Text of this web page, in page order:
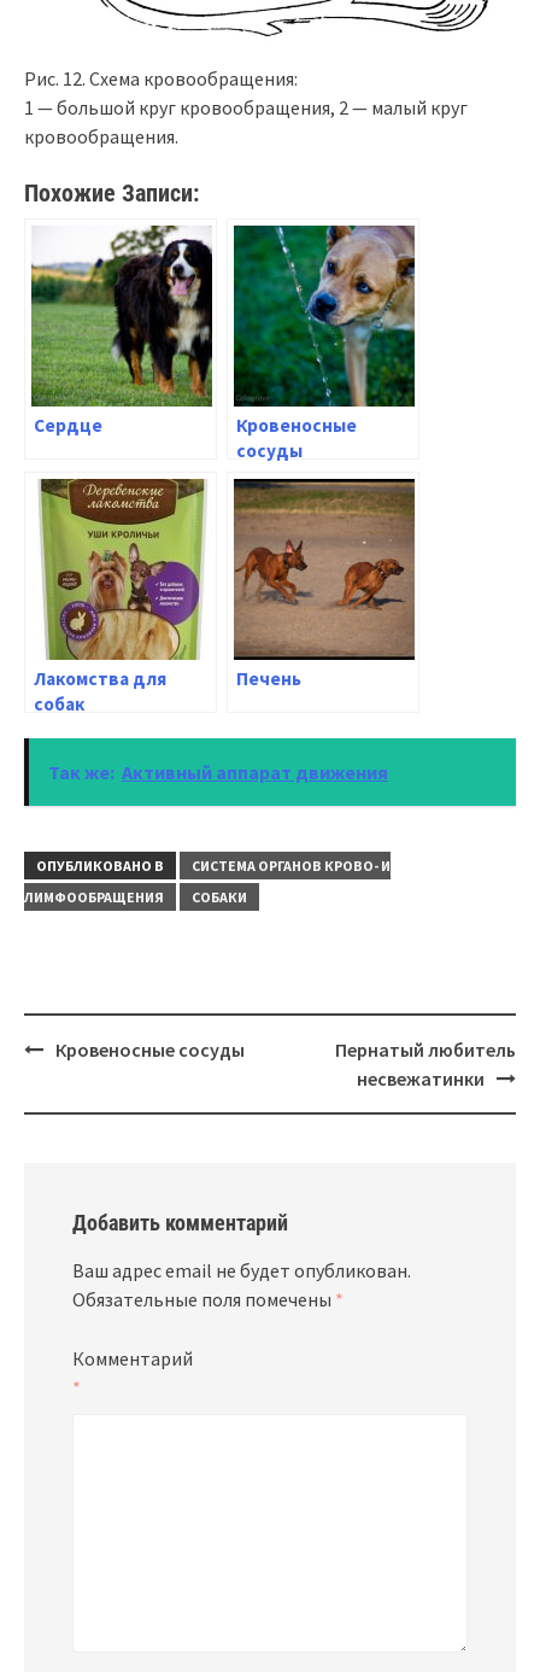
Рис. 12. Схема кровообращения:
1 — большой круг кровообращения, 2 — малый круг
кровообращения.
Похожие Записи:
Сердце
Кровеносные
сосуды
Лакомства для
собак
Печень
Так же: Активный аппарат движения
ОПУБЛИКОВАНО В
СИСТЕМА ОРГАНОВ КРОВО- И
ЛИМФООБРАЩЕНИЯ
СОБАКИ
Навигация
Кровеносные сосуды
Пернатый любитель
несвежатинки
Добавить комментарий
Ваш адрес email не будет опубликован.
Обязательные поля помечены *
Комментарий
*